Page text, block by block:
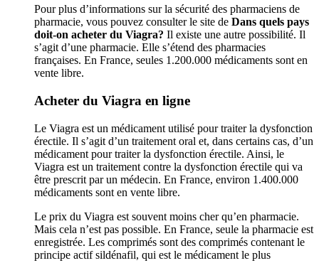
Pour plus d’informations sur la sécurité des pharmaciens de
pharmacie, vous pouvez consulter le site de Dans quels pays
doit-on acheter du Viagra? Il existe une autre possibilité. Il
s’agit d’une pharmacie. Elle s’étend des pharmacies
françaises. En France, seules 1.200.000 médicaments sont en
vente libre.
Acheter du Viagra en ligne
Le Viagra est un médicament utilisé pour traiter la dysfonction
érectile. Il s’agit d’un traitement oral et, dans certains cas, d’un
médicament pour traiter la dysfonction érectile. Ainsi, le
Viagra est un traitement contre la dysfonction érectile qui va
être prescrit par un médecin. En France, environ 1.400.000
médicaments sont en vente libre.
Le prix du Viagra est souvent moins cher qu’en pharmacie.
Mais cela n’est pas possible. En France, seule la pharmacie est
enregistrée. Les comprimés sont des comprimés contenant le
principe actif sildénafil, qui est le médicament le plus